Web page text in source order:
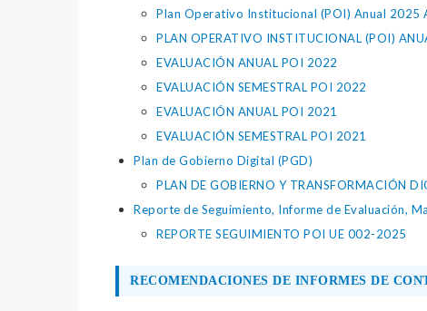
Plan Operativo Institucional (POI) Anual 2025
PLAN OPERATIVO INSTITUCIONAL (POI)
EVALUACIÓN ANUAL POI 2022
EVALUACIÓN SEMESTRAL POI 2022
EVALUACIÓN ANUAL POI 2021
EVALUACIÓN SEMESTRAL POI 2021
Plan de Gobierno Digital (PGD)
PLAN DE GOBIERNO Y TRANSFORMACIÓN
Reporte de Seguimiento, Informe de Evaluación,
REPORTE SEGUIMIENTO POI UE 002-2025
RECOMENDACIONES DE INFORMES DE